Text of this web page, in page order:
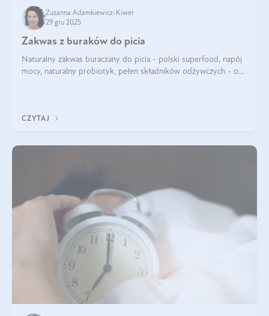
Zuzanna Adamkiewicz-Kiwer
29 gru 2025
Zakwas z buraków do picia
Naturalny zakwas buraczany do picia - polski superfood, napój
mocy, naturalny probiotyk, pełen składników odżywczych - o
CZYTAJ